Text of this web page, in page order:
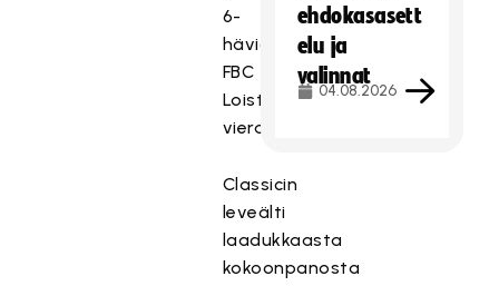
6-
häviö
FBC
Loiston
vieraana.
Classicin
leveälti
laadukkaasta
kokoonpanosta
ehdokasasett
elu ja
valinnat
04.08.2026